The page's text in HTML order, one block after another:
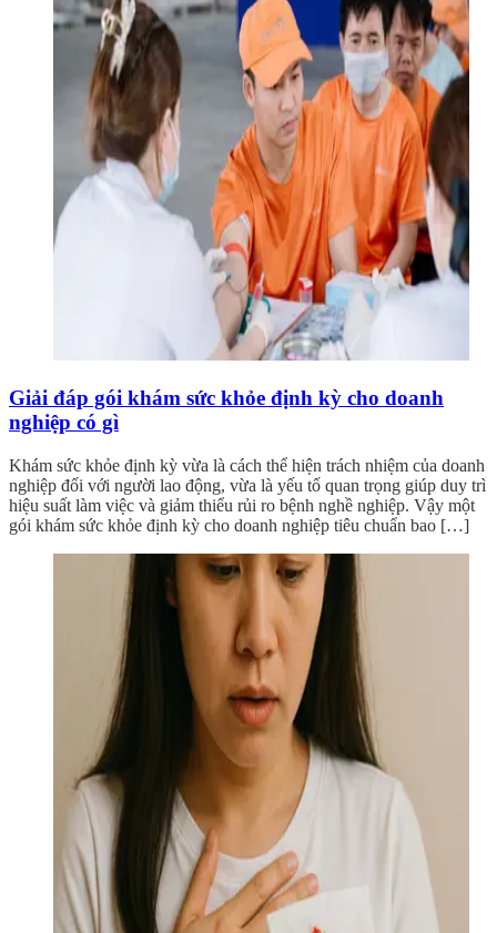
Giải đáp gói khám sức khỏe định kỳ cho doanh
nghiệp có gì
Khám sức khỏe định kỳ vừa là cách thể hiện trách nhiệm của doanh
nghiệp đối với người lao động, vừa là yếu tố quan trọng giúp duy trì
hiệu suất làm việc và giảm thiểu rủi ro bệnh nghề nghiệp. Vậy một
gói khám sức khỏe định kỳ cho doanh nghiệp tiêu chuẩn bao […]